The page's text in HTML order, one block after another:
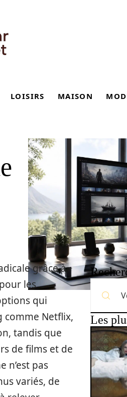
LOISIRS MAISON
grâce à
les
qui
comme Netflix,
tandis que
de films et de
n’est pas
variés, de
Les